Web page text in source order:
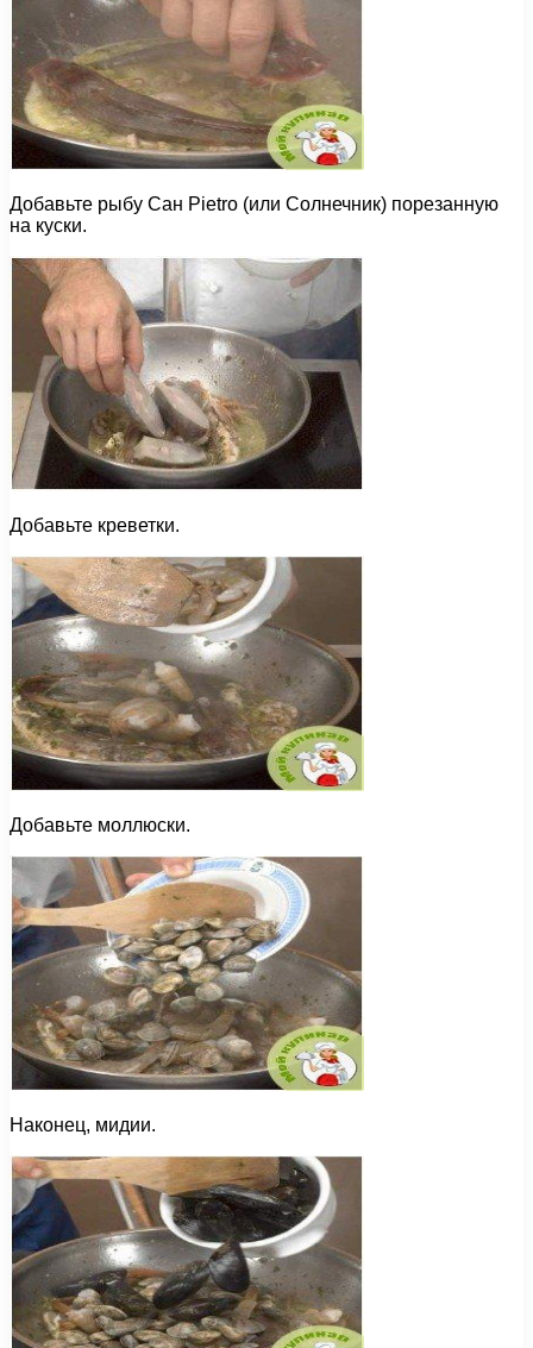
Добавьте рыбу Сан Pietro (или Солнечник) порезанную
на куски.
Добавьте креветки.
Добавьте моллюски.
Наконец, мидии.